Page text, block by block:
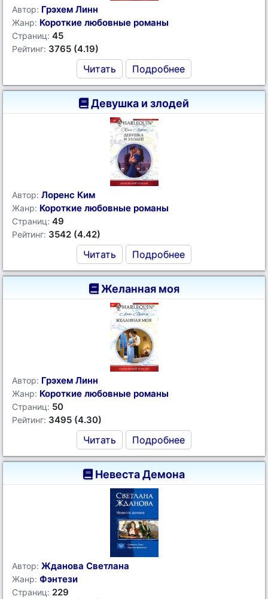
Автор: Грэхем Линн
Жанр: Короткие любовные романы
Страниц: 45
Рейтинг: 3765 (4.19)
Читать Подробнее
Девушка и злодей
Автор: Лоренс Ким
Жанр: Короткие любовные романы
Страниц: 49
Рейтинг: 3542 (4.42)
Читать Подробнее
Желанная моя
Автор: Грэхем Линн
Жанр: Короткие любовные романы
Страниц: 50
Рейтинг: 3495 (4.30)
Читать Подробнее
Невеста Демона
Автор: Жданова Светлана
Жанр: Фэнтези
Страниц: 229